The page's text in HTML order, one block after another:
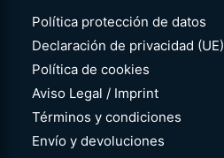
Política protección de datos
Declaración de privacidad (UE)
Política de cookies
Aviso Legal / Imprint
Términos y condiciones
Envío y devoluciones